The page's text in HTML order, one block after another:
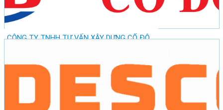
CÔNG TY TNHH TƯ VẤN XÂY DỰNG CỐ ĐÔ
Lượt xem: 29219